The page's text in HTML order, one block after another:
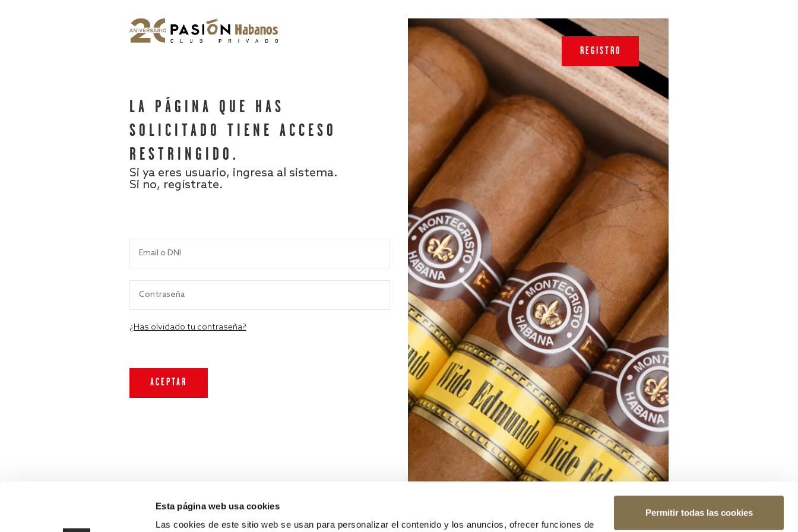
Esta página web usa cookies
Las cookies de este sitio web se usan para personalizar el contenido y los anuncios, ofrecer funciones de
Permitir todas las cookies
LA PÁGINA QUE HAS
SOLICITADO TIENE ACCESO
RESTRINGIDO.
Si ya eres usuario, ingresa al sistema.
Si no, regístrate.
¿Has olvidado tu contraseña?
REGISTRO